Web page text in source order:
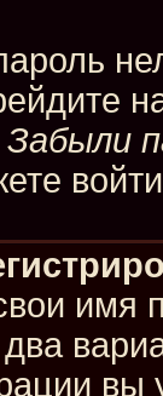
Забыли
имя